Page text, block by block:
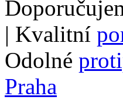
| Kvalitní
Odolné
Praha